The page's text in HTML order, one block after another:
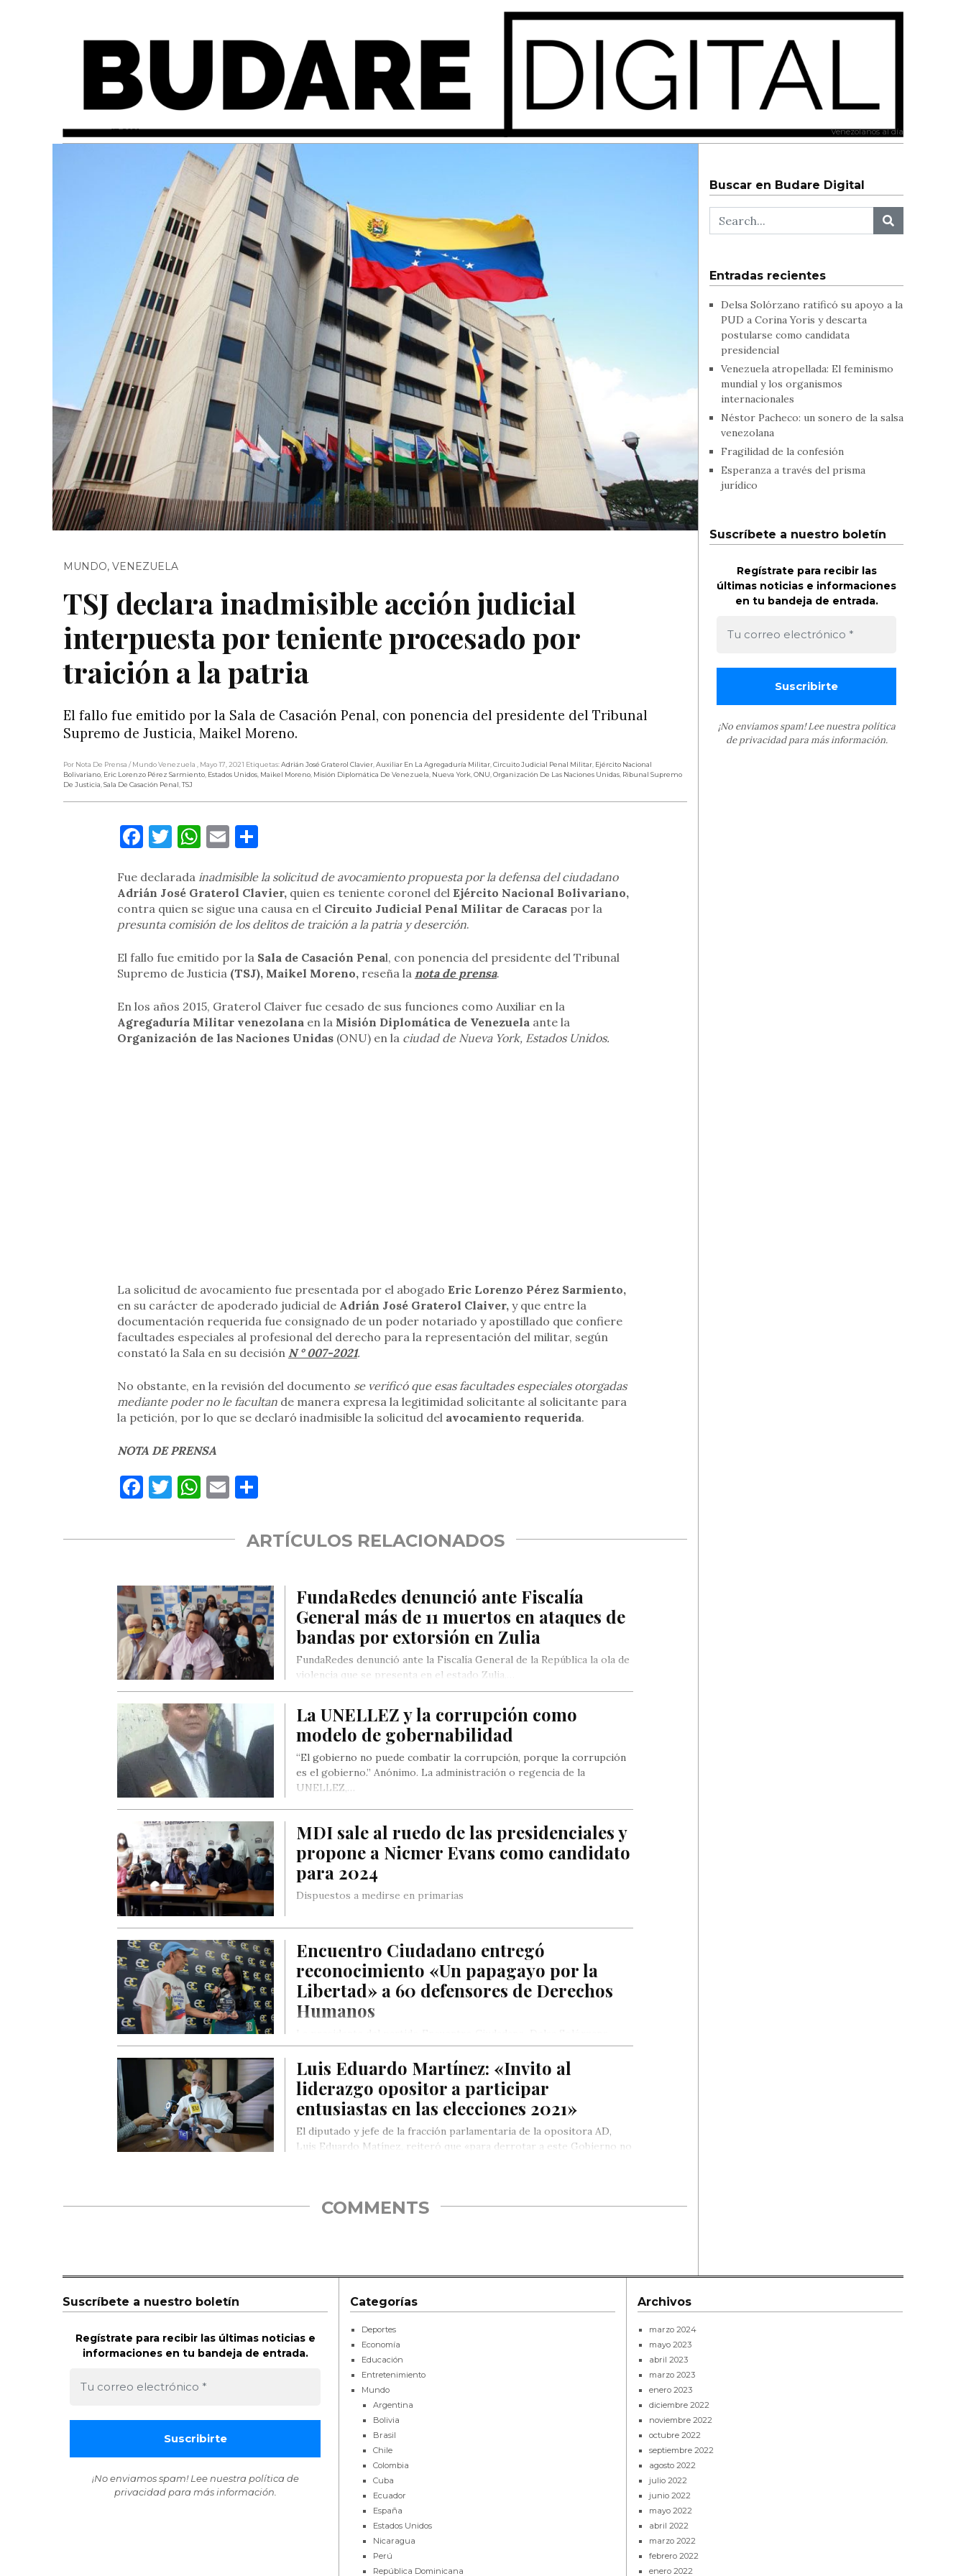
lunes, mayo 17, 2021 Venezolanos al día
MUNDO, VENEZUELA
TSJ declara inadmisible acción judicial
interpuesta por teniente procesado por
traición a la patria
El fallo fue emitido por la Sala de Casación Penal, con ponencia del presidente del Tribunal
Supremo de Justicia, Maikel Moreno.
Por Nota De Prensa / Mundo Venezuela , Mayo 17, 2021 Etiquetas:Adrián José Graterol Clavier,Auxiliar En La Agregaduría Militar,Circuito Judicial Penal Militar, Ejército Nacional
Bolivariano, Eric Lorenzo Pérez Sarmiento, Estados Unidos, Maikel Moreno, Misión Diplomática De Venezuela, Nueva York,ONU,Organización De Las Naciones Unidas, Ribunal Supremo
De Justicia,Sala De Casación Penal,TSJ
Facebook
Twitter
WhatsApp
EmailCompartir
Fue declarada inadmisible la solicitud de avocamiento propuesta por la defensa del ciudadano
Adrián José Graterol Clavier,quien es teniente coronel del Ejército Nacional Bolivariano,
contra quien se sigue una causa en el Circuito Judicial Penal Militar de Caracaspor la
presunta comisión de los delitos de traición a la patria y deserción.
El fallo fue emitido por la Sala de Casación Penal, con ponencia del presidente del Tribunal
Supremo de Justicia (TSJ), Maikel Moreno,reseña la nota de prensa.
En los años 2015, Graterol Claiver fue cesado de sus funciones como Auxiliar en la
Agregaduría Militar venezolana en la Misión Diplomática de Venezuelaante la
Organización de las Naciones Unidas(ONU) en la ciudad de Nueva York, Estados Unidos.
La solicitud de avocamiento fue presentada por el abogado Eric Lorenzo Pérez Sarmiento,
en su carácter de apoderado judicial de Adrián José Graterol Claiver,y que entre la
documentación requerida fue consignado de un poder notariado y apostillado que confiere
facultades especiales al profesional del derecho para la representación del militar, según
constató la Sala en su decisión N ° 007-2021.
No obstante, en la revisión del documento se verificó que esas facultades especiales otorgadas
mediante poder no le facultande manera expresa la legitimidad solicitante al solicitante para
la petición, por lo que se declaró inadmisible la solicitud del avocamiento requerida.
NOTA DE PRENSA
Facebook
Twitter
WhatsApp
EmailCompartir
ARTÍCULOS RELACIONADOS
FundaRedes denunció ante Fiscalía
General más de 11 muertos en ataques de
bandas por extorsión en Zulia
FundaRedes denunció ante la Fiscalía General de la República la ola de
violencia que se presenta en el estado Zulia,…
La UNELLEZ y la corrupción como
modelo de gobernabilidad
“El gobierno no puede combatir la corrupción, porque la corrupción
es el gobierno.” Anónimo. La administración o regencia de la
UNELLEZ,…
MDI sale al ruedo de las presidenciales y
propone a Nicmer Evans como candidato
para 2024
Dispuestos a medirse en primarias
Encuentro Ciudadano entregó
reconocimiento «Un papagayo por la
Libertad» a 60 defensores de Derechos
Humanos
entregó este sábado el reconocimiento «Un papagayo por la
Libertad» a más…
Luis Eduardo Martínez: «Invito al
liderazgo opositor a participar
entusiastas en las elecciones 2021»
El diputado y jefe de la fracción parlamentaria de la opositora AD,
Luis Eduardo Matínez, reiteró que «para derrotar a este Gobierno no
COMMENTS
Buscar en Budare Digital
Entradas recientes
Delsa Solórzano ratificó su apoyo a la
PUD a Corina Yoris y descarta
postularse como candidata
presidencial
Venezuela atropellada: El feminismo
mundial y los organismos
internacionales
Néstor Pacheco: un sonero de la salsa
venezolana
Fragilidad de la confesión
Esperanza a través del prisma
jurídico
Suscríbete a nuestro boletín
Regístrate para recibir las
últimas noticias e informaciones
en tu bandeja de entrada.
¡No enviamos spam! Lee nuestra política
de privacidadpara más información.
Suscríbete a nuestro boletín
Regístrate para recibir las últimas noticias e
informaciones en tu bandeja de entrada.
¡No enviamos spam! Lee nuestra política de
privacidadpara más información.
Categorías
Deportes
Economía
Educación
Entretenimiento
Mundo
Argentina
Bolivia
Brasil
Chile
Colombia
Cuba
Ecuador
España
Estados Unidos
Nicaragua
Perú
República Dominicana
Archivos
marzo 2024
mayo 2023
abril 2023
marzo 2023
enero 2023
diciembre 2022
noviembre 2022
octubre 2022
septiembre 2022
agosto 2022
julio 2022
junio 2022
mayo 2022
abril 2022
marzo 2022
febrero 2022
enero 2022